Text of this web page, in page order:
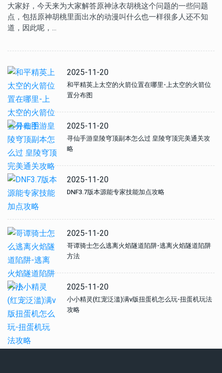
大家好，今天来为大家解答原神泳衣胡桃这个问题的一些问题
点，包括原神胡桃里面出水的动漫叫什么也一样很多人还不知
道，因此呢，…
2025-11-20
和平精英上太空的火箭位置在哪里-上太空的火箭位
置分布图
2025-11-20
寻仙手游皇陵穹顶副本怎么过 皇陵穹顶完美通关攻
略
2025-11-20
DNF3.7版本源能专家技能加点攻略
2025-11-20
哥谭骑士怎么逃离火焰隧道陷阱-逃离火焰隧道陷阱
方法
2025-11-20
小小精灵(红宠泛滥)满v版扭蛋机怎么玩-扭蛋机玩法
攻略